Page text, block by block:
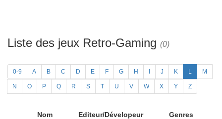
Liste des jeux Retro-Gaming (0)
0-9 A B C D E F G H J K L M
N O P Q R S T U V W X Y Z
Nom Editeur/Dévelopeur Genres